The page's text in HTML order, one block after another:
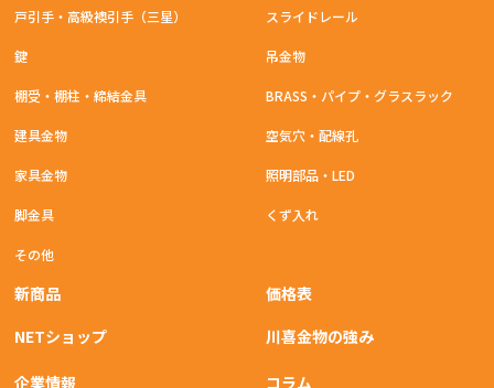
戸引手・高級襖引手（三星）
鍵
スライドレール
吊金物
棚受・棚柱・締結金具
建具金物
家具金物
脚金具
BRASS・パイプ・グラスラック
空気穴・配線孔
照明部品・LED
くず入れ
その他
新商品
価格表
NETショップ
川喜金物の強み
企業情報 コラム